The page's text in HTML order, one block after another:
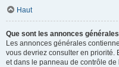
Haut
Que sont les annonces
Les annonces générales
vous devriez consulter en priorité.
et dans le panneau de contrôle de